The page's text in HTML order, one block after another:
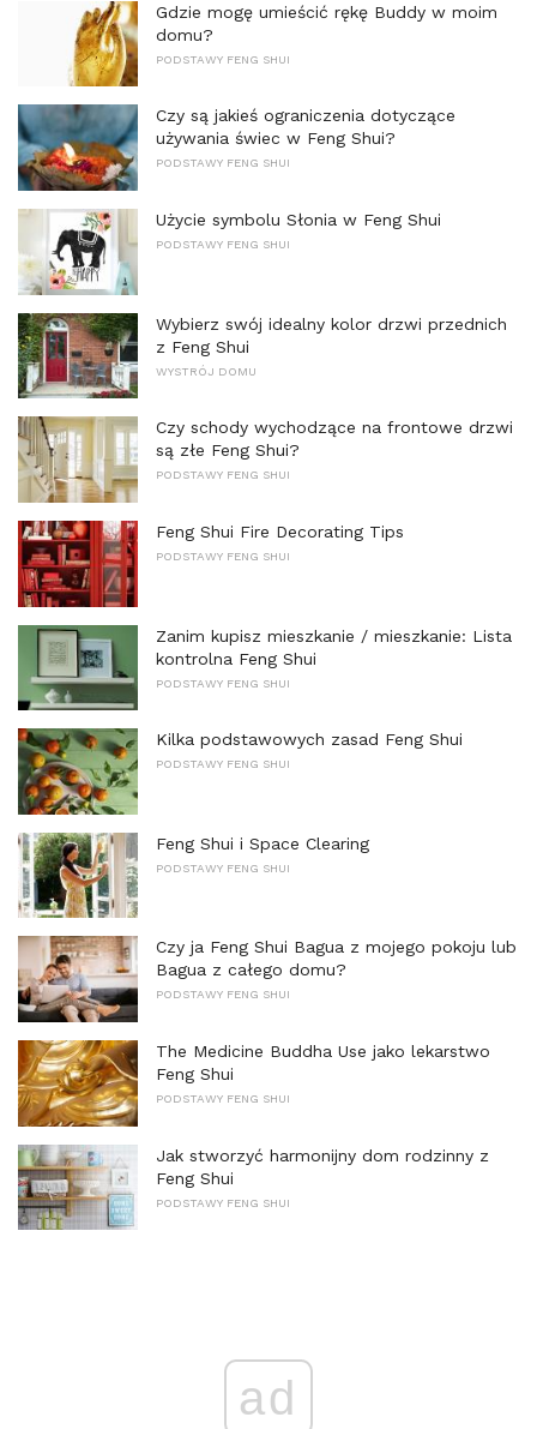
Gdzie mogę umieścić rękę Buddy w moim
domu?
PODSTAWY FENG SHUI
Czy są jakieś ograniczenia dotyczące
używania świec w Feng Shui?
PODSTAWY FENG SHUI
Użycie symbolu Słonia w Feng Shui
PODSTAWY FENG SHUI
Wybierz swój idealny kolor drzwi przednich
z Feng Shui
WYSTRÓJ DOMU
Czy schody wychodzące na frontowe drzwi
są złe Feng Shui?
PODSTAWY FENG SHUI
Feng Shui Fire Decorating Tips
PODSTAWY FENG SHUI
Zanim kupisz mieszkanie / mieszkanie: Lista
kontrolna Feng Shui
PODSTAWY FENG SHUI
Kilka podstawowych zasad Feng Shui
PODSTAWY FENG SHUI
Feng Shui i Space Clearing
PODSTAWY FENG SHUI
Czy ja Feng Shui Bagua z mojego pokoju lub
Bagua z całego domu?
PODSTAWY FENG SHUI
The Medicine Buddha Use jako lekarstwo
Feng Shui
PODSTAWY FENG SHUI
Jak stworzyć harmonijny dom rodzinny z
Feng Shui
PODSTAWY FENG SHUI
ad